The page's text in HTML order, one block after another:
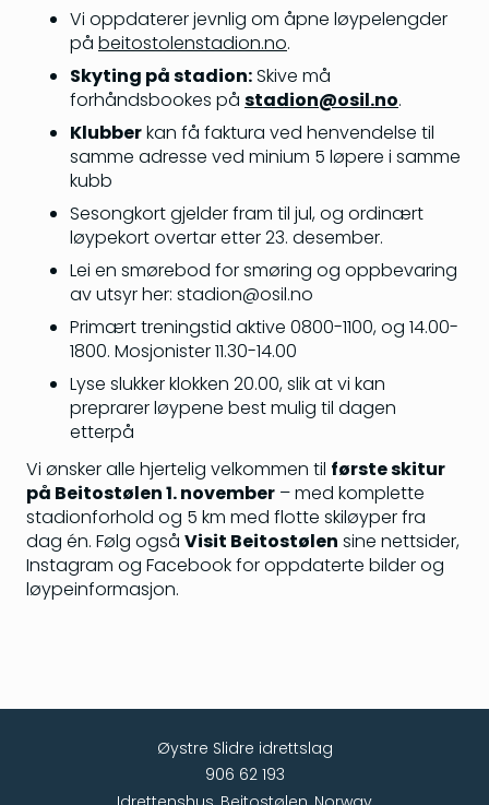
Vi oppdaterer jevnlig om åpne løypelengder
på beitostolenstadion.no.
Skyting på stadion:Skive må
forhåndsbookes på stadion@osil.no.
Klubberkan få faktura ved henvendelse til
samme adresse ved minium 5 løpere i samme
kubb
Sesongkort gjelder fram til jul, og ordinært
løypekort overtar etter 23. desember.
Lei en smørebod for smøring og oppbevaring
av utsyr her: stadion@osil.no
Primært treningstid aktive 0800-1100, og 14.00-
1800. Mosjonister 11.30-14.00
Lyse slukker klokken 20.00, slik at vi kan
preprarer løypene best mulig til dagen
etterpå
Vi ønsker alle hjertelig velkommen til første skitur
på Beitostølen 1. november – med komplette
stadionforhold og 5 km med flotte skiløyper fra
dag én. Følg også Visit Beitostølen sine nettsider,
Instagram og Facebook for oppdaterte bilder og
løypeinformasjon.
Øystre Slidre idrettslag
906 62 193